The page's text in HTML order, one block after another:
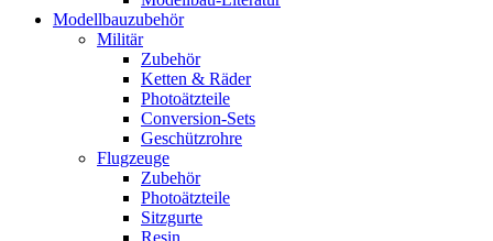
Modellbauzubehör
Militär
Zubehör
Ketten & Räder
Photoätzteile
Conversion-Sets
Geschützrohre
Flugzeuge
Zubehör
Photoätzteile
Sitzgurte
Resin